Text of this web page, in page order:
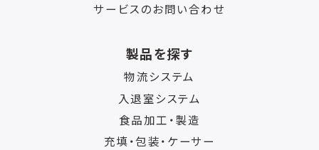
サービスのお問い合わせ
製品を探す
物流システム
入退室システム
食品加工・製造
充填・包装・ケーサー